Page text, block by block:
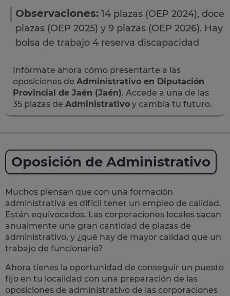
Observaciones: 14 plazas (OEP 2024), doce
plazas (OEP 2025) y 9 plazas (OEP 2026). Hay
bolsa de trabajo 4 reserva discapacidad
Infórmate ahora cómo presentarte a las
oposiciones de Administrativo en Diputación
Provincial de Jaén (Jaén). Accede a una de las
35 plazas de Administrativo y cambia tu futuro.
Oposición de Administrativo
Muchos piensan que con una formación
administrativa es difícil tener un empleo de calidad.
Están equivocados. Las corporaciones locales sacan
anualmente una gran cantidad de plazas de
administrativo, y ¿qué hay de mayor calidad que un
trabajo de funcionario?
Ahora tienes la oportunidad de conseguir un puesto
fijo en tu localidad con una preparación de las
oposiciones de administrativo de las corporaciones